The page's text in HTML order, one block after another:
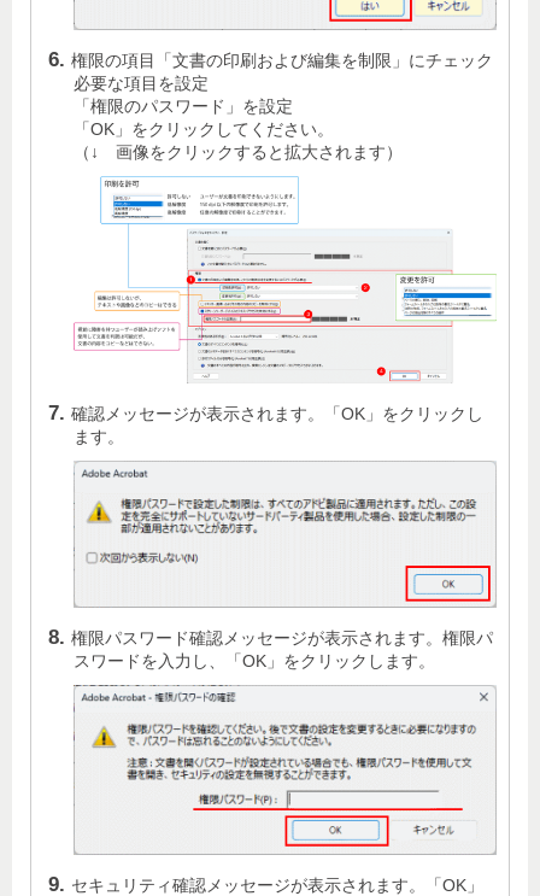
権限の項目「文書の印刷および編集を制限」にチェック
必要な項目を設定
「権限のパスワード」を設定
「OK」をクリックしてください。
（↓ 画像をクリックすると拡大されます）
確認メッセージが表示されます。「OK」をクリックし
ます。
権限パスワード確認メッセージが表示されます。権限パ
スワードを入力し、「OK」をクリックします。
セキュリティ確認メッセージが表示されます。「OK」